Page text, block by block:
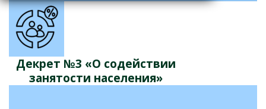
Декрет №3 «О содействии
занятости населения»